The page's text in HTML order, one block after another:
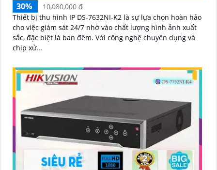
30%
10,080,000 ₫
Thiết bị thu hình IP DS-7632NI-K2 là sự lựa chọn hoàn hảo
cho việc giám sát 24/7 nhờ vào chất lượng hình ảnh xuất
sắc, đặc biệt là ban đêm. Với công nghệ chuyên dụng và
chip xử...